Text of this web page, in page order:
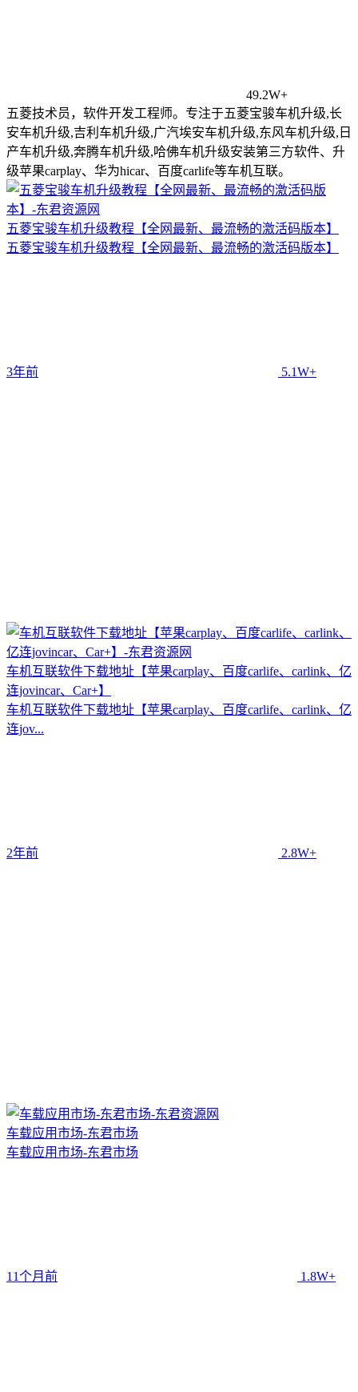
49.2W+
五菱技术员，软件开发工程师。专注于五菱宝骏车机升级,长
安车机升级,吉利车机升级,广汽埃安车机升级,东风车机升级,日
产车机升级,奔腾车机升级,哈佛车机升级安装第三方软件、升
级苹果carplay、华为hicar、百度carlife等车机互联。
五菱宝骏车机升级教程【全网最新、最流畅的激活码版本】
五菱宝骏车机升级教程【全网最新、最流畅的激活码版本】
3年前 5.1W+
车机互联软件下载地址【苹果carplay、百度carlife、carlink、亿
连jovincar、Car+】
车机互联软件下载地址【苹果carplay、百度carlife、carlink、亿
连jov...
2年前 2.8W+
车载应用市场-东君市场
车载应用市场-东君市场
11个月前 1.8W+